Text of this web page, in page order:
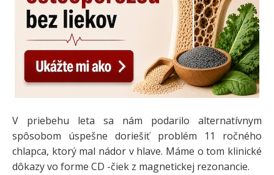
V priebehu leta sa nám podarilo alternatívnym
spôsobom úspešne doriešiť problém 11 ročného
chlapca, ktorý mal nádor v hlave. Máme o tom klinické
dôkazy vo forme CD -čiek z magnetickej rezonancie.